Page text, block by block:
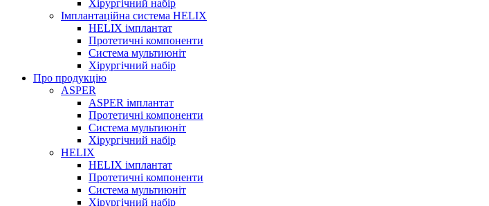
Хірургічний набір
Імплантаційна система HELIX
HELIX імплантат
Протетичні компоненти
Система мультиюніт
Хірургічний набір
Про продукцію
ASPER
ASPER імплантат
Протетичні компоненти
Система мультиюніт
Хірургічний набір
HELIX
HELIX імплантат
Протетичні компоненти
Система мультиюніт
Хірургічний набір